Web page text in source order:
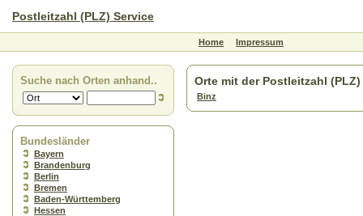
Postleitzahl (PLZ) Service
Home Impressum
Suche nach Orten anhand..
Bundesländer
Bayern
Brandenburg
Berlin
Bremen
Baden-Württemberg
Hessen
Orte mit der Postleitzahl (PLZ)
Binz